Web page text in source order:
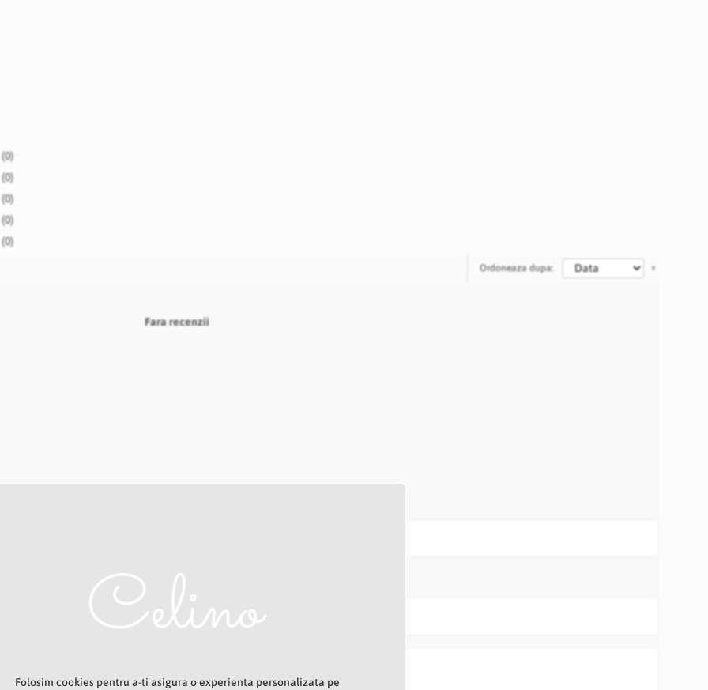
Ordoneaza dupa:
Fara recenzii
Folosim cookies pentru a-ti asigura o experienta personalizata pe